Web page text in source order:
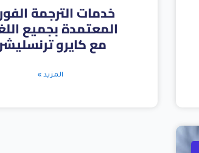
خدمات الترجمة
المعتمدة بجميع
مع كايرو
المزيد »